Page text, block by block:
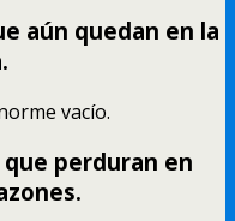
aún quedan en la
vacío.
perduran en